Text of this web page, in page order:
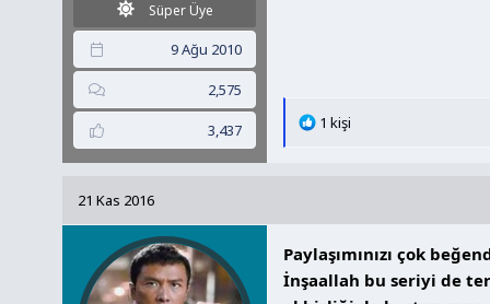
Süper Üye
9 Ağu 2010
2,575
3,437
T
e
r
1 kişi
21 Kas 2016
Paylaşımınızı çok
İnşaallah bu seriyi de